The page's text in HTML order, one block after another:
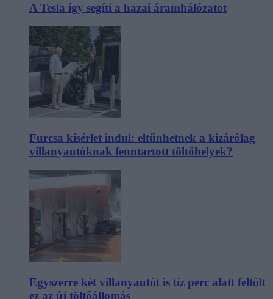
A Tesla így segíti a hazai áramhálózatot
Furcsa kísérlet indul: eltűnhetnek a kizárólag
villanyautóknak fenntartott töltőhelyek?
Egyszerre két villanyautót is tíz perc alatt feltölt
ez az új töltőállomás